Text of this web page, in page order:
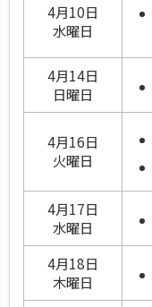
4月10日
水曜日
4月14日
日曜日
4月16日
火曜日
4月17日
水曜日
4月18日
木曜日